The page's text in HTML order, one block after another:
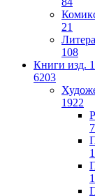
21
108
Книги изд.
6203
1922